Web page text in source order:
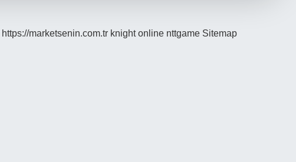
https://marketsenin.com.tr knight online nttgame Sitemap